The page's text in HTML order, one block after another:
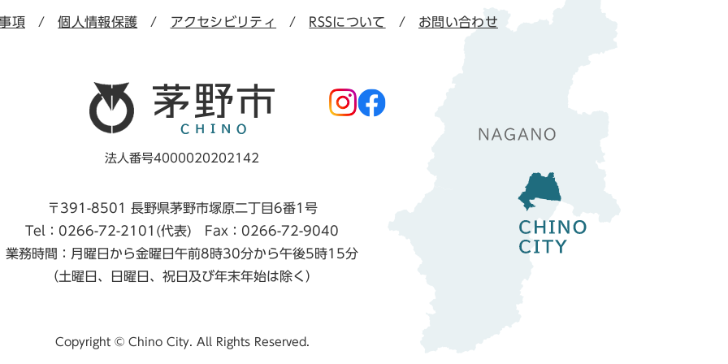
項 個人情報保護 アクセシビリティ RSSについて お問い合わせ
法人番号4000020202142
〒391-8501 長野県茅野市塚原二丁目6番1号
Tel：0266-72-2101(代表) Fax：0266-72-9040
業務時間：月曜日から金曜日午前8時30分から午後5時15分
（土曜日、日曜日、祝日及び年末年始は除く）
Copyright © Chino City. All Rights Reserved.